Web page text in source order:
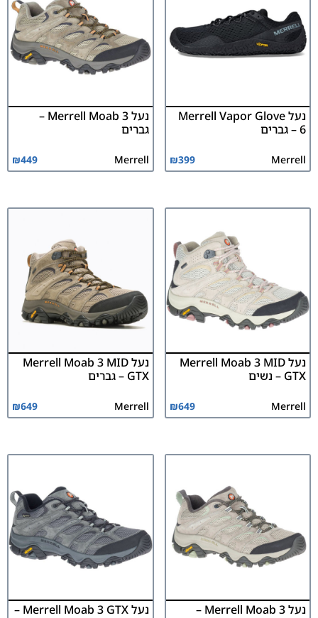
נעל Merrell Vapor Glove
6 – גברים
Merrell
₪399
נעל Merrell Moab 3 –
גברים
Merrell
₪449
נעל Merrell Moab 3 MID
GTX – נשים
Merrell
₪649
נעל Merrell Moab 3 MID
GTX – גברים
Merrell
₪649
נעל Merrell Moab 3 –
נעל Merrell Moab 3 GTX –